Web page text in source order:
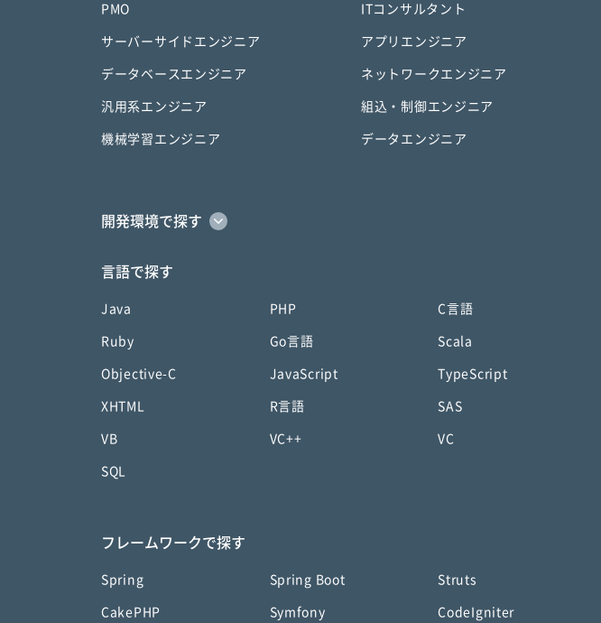
PMO ITコンサルタント
サーバーサイドエンジニア アプリエンジニア
データベースエンジニア ネットワークエンジニア
汎用系エンジニア 組込・制御エンジニア
機械学習エンジニア データエンジニア
開発環境で探す
言語で探す
Java PHP C言語
Ruby Go言語 Scala
Objective-C JavaScript TypeScript
XHTML R言語 SAS
VB VC++ VC
SQL
フレームワークで探す
Spring Spring Boot Struts
CakePHP Symfony CodeIgniter